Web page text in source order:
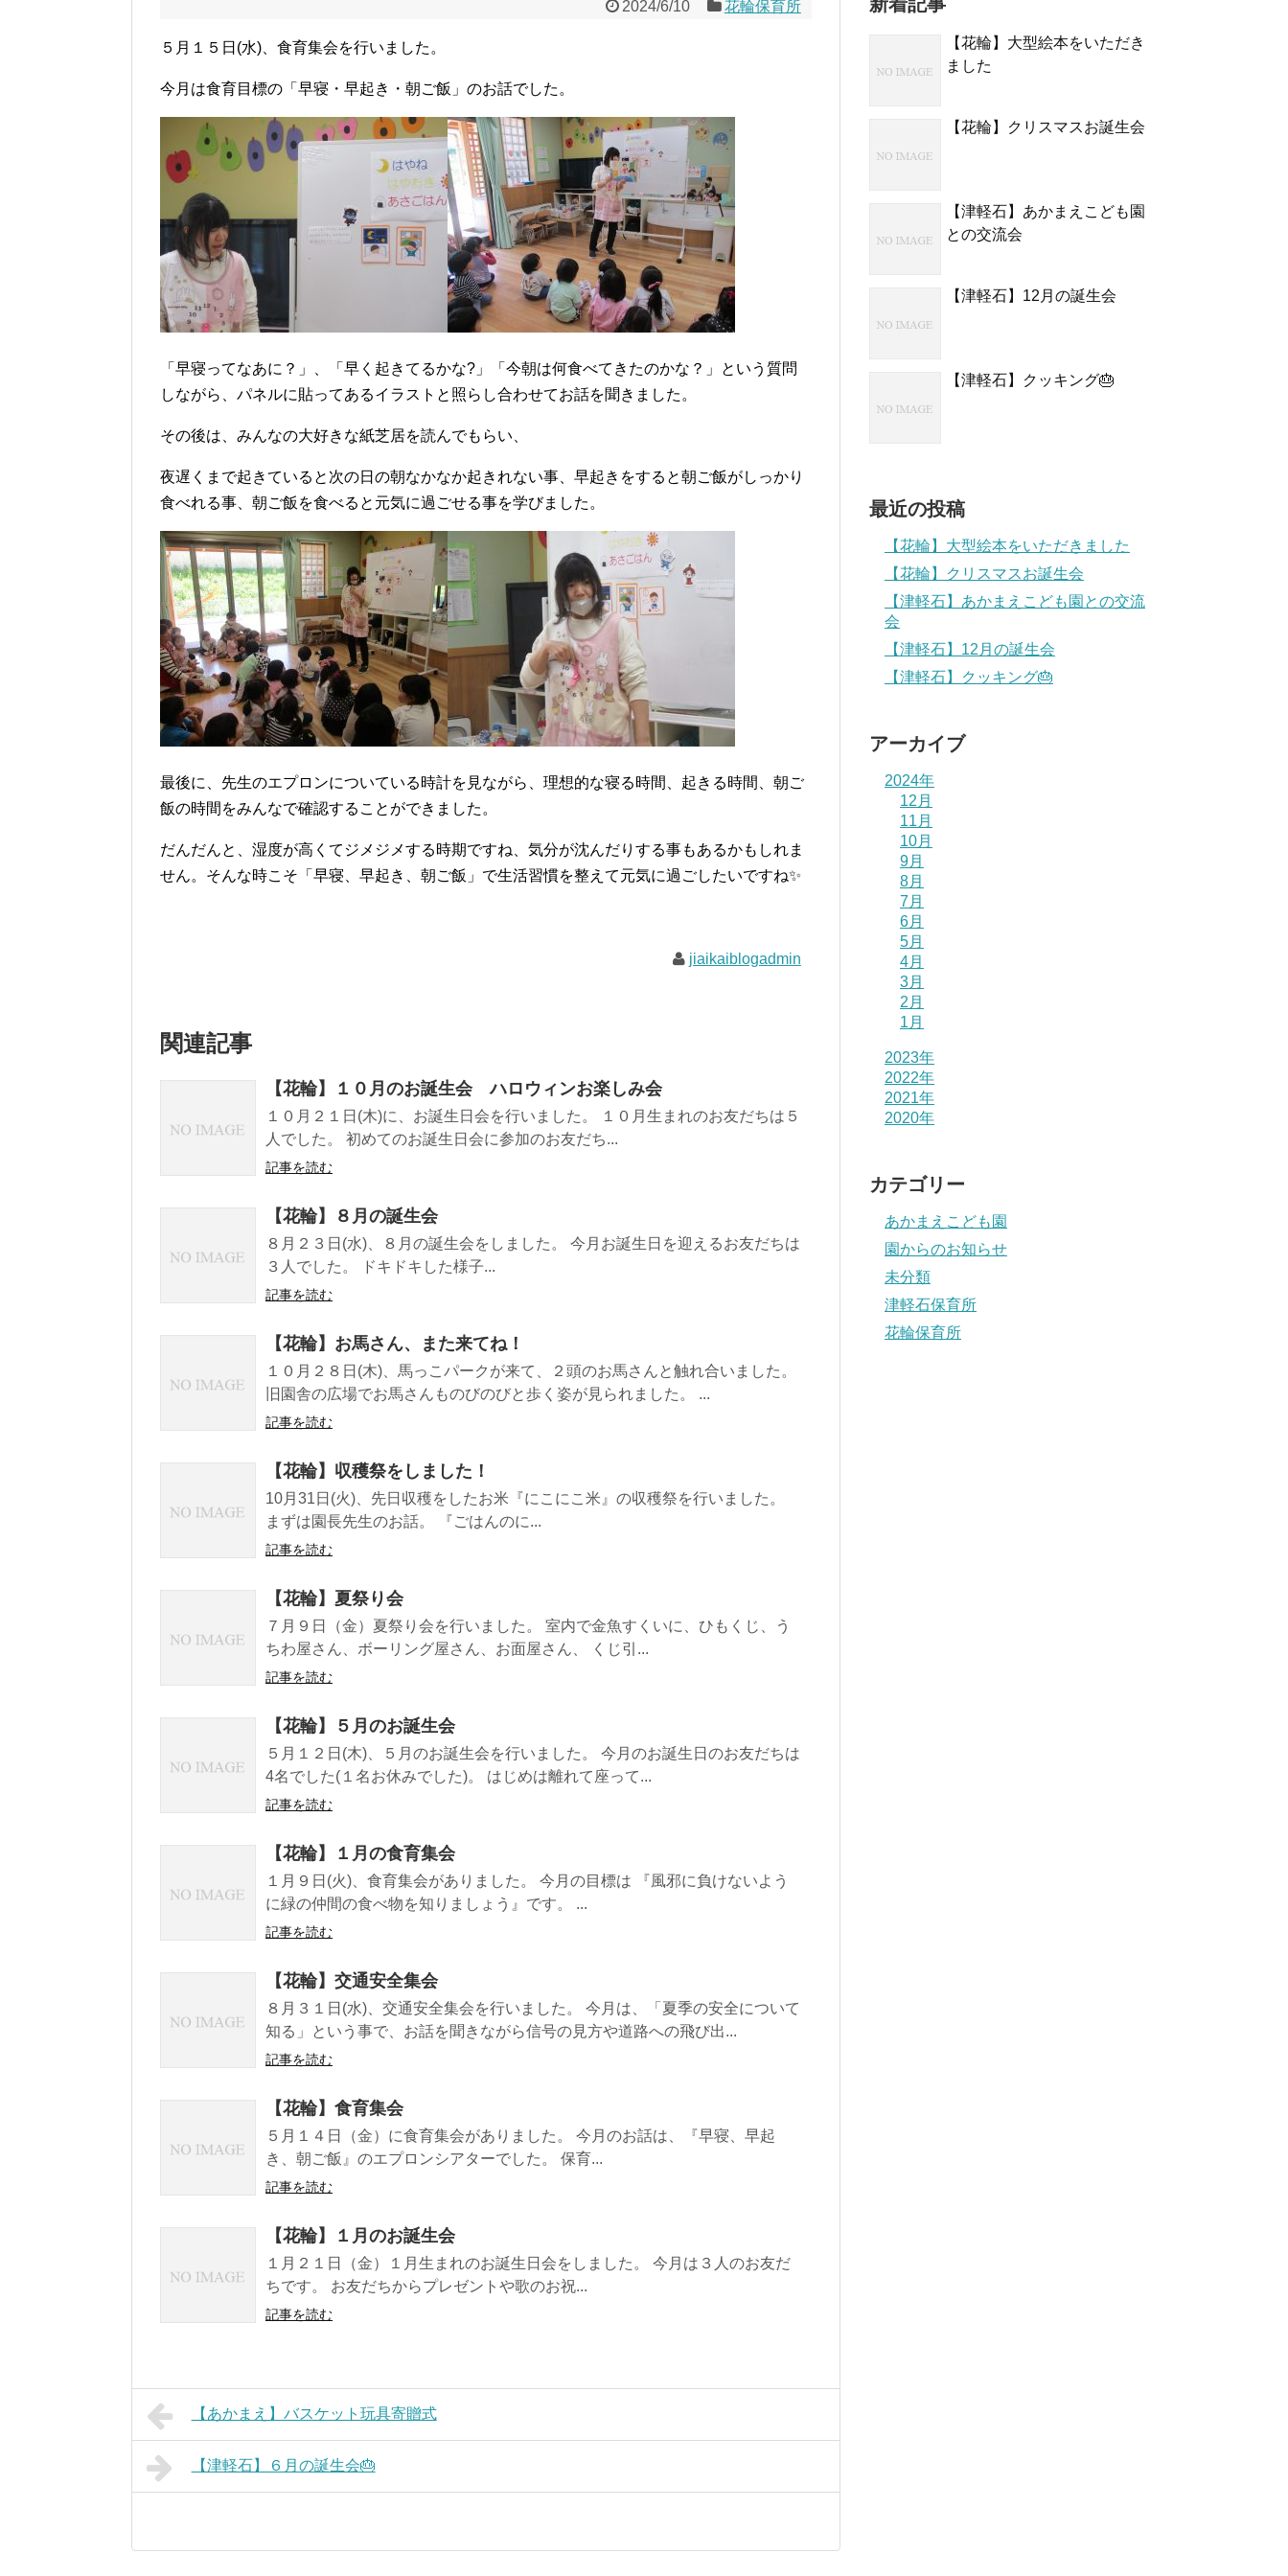
2024/6/10 花輪保育所
５月１５日(水)、食育集会を行いました。
今月は食育目標の「早寝・早起き・朝ご飯」のお話でした。
「早寝ってなあに？」、「早く起きてるかな?」「今朝は何食べてきたのかな？」という質問
しながら、パネルに貼ってあるイラストと照らし合わせてお話を聞きました。
その後は、みんなの大好きな紙芝居を読んでもらい、
夜遅くまで起きていると次の日の朝なかなか起きれない事、早起きをすると朝ご飯がしっかり
食べれる事、朝ご飯を食べると元気に過ごせる事を学びました。
最後に、先生のエプロンについている時計を見ながら、理想的な寝る時間、起きる時間、朝ご
飯の時間をみんなで確認することができました。
だんだんと、湿度が高くてジメジメする時期ですね、気分が沈んだりする事もあるかもしれま
せん。そんな時こそ「早寝、早起き、朝ご飯」で生活習慣を整えて元気に過ごしたいですね✨
jiaikaiblogadmin
関連記事
【花輪】１０月のお誕生会 ハロウィンお楽しみ会
１０月２１日(木)に、お誕生日会を行いました。 １０月生まれのお友だちは５
人でした。 初めてのお誕生日会に参加のお友だち...
記事を読む
【花輪】８月の誕生会
８月２３日(水)、８月の誕生会をしました。 今月お誕生日を迎えるお友だちは
３人でした。 ドキドキした様子...
記事を読む
【花輪】お馬さん、また来てね！
１０月２８日(木)、馬っこパークが来て、２頭のお馬さんと触れ合いました。
旧園舎の広場でお馬さんものびのびと歩く姿が見られました。 ...
記事を読む
【花輪】収穫祭をしました！
10月31日(火)、先日収穫をしたお米『にこにこ米』の収穫祭を行いました。
まずは園長先生のお話。 『ごはんのに...
記事を読む
【花輪】夏祭り会
７月９日（金）夏祭り会を行いました。 室内で金魚すくいに、ひもくじ、う
ちわ屋さん、ボーリング屋さん、お面屋さん、 くじ引...
記事を読む
【花輪】５月のお誕生会
５月１２日(木)、５月のお誕生会を行いました。 今月のお誕生日のお友だちは
4名でした(１名お休みでした)。 はじめは離れて座って...
記事を読む
【花輪】１月の食育集会
１月９日(火)、食育集会がありました。 今月の目標は 『風邪に負けないよう
に緑の仲間の食べ物を知りましょう』です。 ...
記事を読む
【花輪】交通安全集会
８月３１日(水)、交通安全集会を行いました。 今月は、「夏季の安全について
知る」という事で、お話を聞きながら信号の見方や道路への飛び出...
記事を読む
【花輪】食育集会
５月１４日（金）に食育集会がありました。 今月のお話は、『早寝、早起
き、朝ご飯』のエプロンシアターでした。 保育...
記事を読む
【花輪】１月のお誕生会
１月２１日（金）１月生まれのお誕生日会をしました。 今月は３人のお友だ
ちです。 お友だちからプレゼントや歌のお祝...
記事を読む
【あかまえ】バスケット玩具寄贈式
【津軽石】６月の誕生会🎂
【花輪】大型絵本をいただき
ました
【花輪】クリスマスお誕生会
【津軽石】あかまえこども園
との交流会
【津軽石】12月の誕生会
【津軽石】クッキング🎂
最近の投稿
【花輪】大型絵本をいただきました
【花輪】クリスマスお誕生会
【津軽石】あかまえこども園との交流
会
【津軽石】12月の誕生会
【津軽石】クッキング🎂
アーカイブ
2024年
12月
11月
10月
9月
8月
7月
6月
5月
4月
3月
2月
1月
2023年
2022年
2021年
2020年
カテゴリー
あかまえこども園
園からのお知らせ
未分類
津軽石保育所
花輪保育所